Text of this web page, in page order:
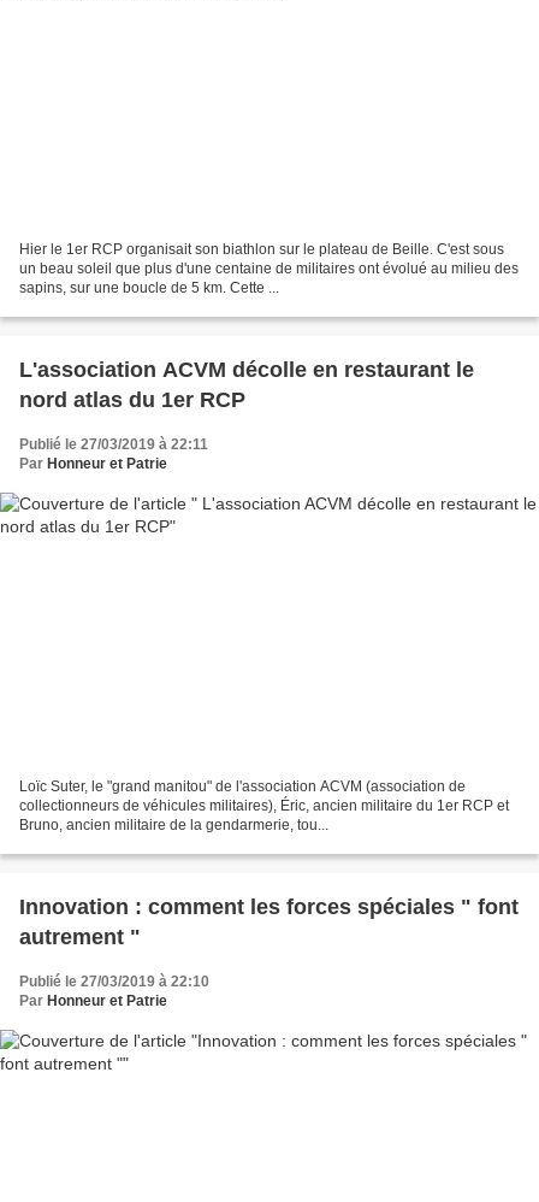
Hier le 1er RCP organisait son biathlon sur le plateau de Beille. C'est sous
un beau soleil que plus d'une centaine de militaires ont évolué au milieu des
sapins, sur une boucle de 5 km. Cette ...
L'association ACVM décolle en restaurant le
nord atlas du 1er RCP
Publié le 27/03/2019 à 22:11
Par Honneur et Patrie
Loïc Suter, le "grand manitou" de l'association ACVM (association de
collectionneurs de véhicules militaires), Éric, ancien militaire du 1er RCP et
Bruno, ancien militaire de la gendarmerie, tou...
Innovation : comment les forces spéciales " font
autrement "
Publié le 27/03/2019 à 22:10
Par Honneur et Patrie